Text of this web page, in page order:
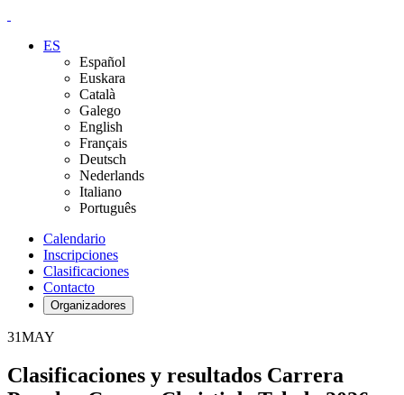
ES
Español
Euskara
Català
Galego
English
Français
Deutsch
Nederlands
Italiano
Português
Calendario
Inscripciones
Clasificaciones
Contacto
Organizadores
31MAY
Clasificaciones y resultados Carrera